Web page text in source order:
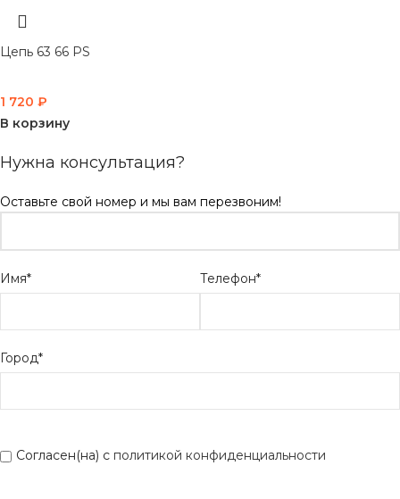
Цепь 63 66 PS
1 720 ₽
В корзину
Нужна консультация?
Оставьте свой номер и мы вам перезвоним!
Имя* Телефон*
Город*
Согласен(на) с политикой конфиденциальности